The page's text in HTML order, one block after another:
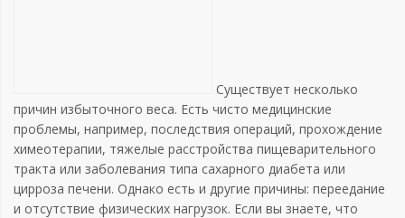
Существует несколько
причин избыточного веса. Есть чисто медицинские
проблемы, например, последствия операций, прохождение
химеотерапии, тяжелые расстройства пищеварительного
тракта или заболевания типа сахарного диабета или
цирроза печени. Однако есть и другие причины: переедание
и отсутствие физических нагрузок. Если вы знаете, что